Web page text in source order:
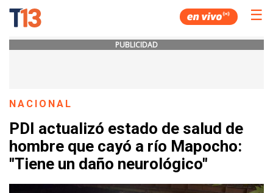
☰
PUBLICIDAD
NACIONAL
PDI actualizó estado de salud de
hombre que cayó a río Mapocho:
"Tiene un daño neurológico"